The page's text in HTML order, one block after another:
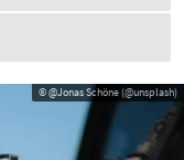
© @Jonas Schöne (@unsplash)